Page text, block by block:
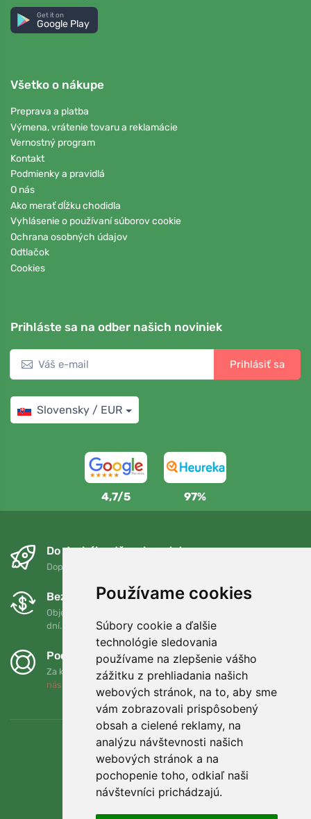
Používame cookies
Súbory cookie a ďalšie
technológie sledovania
používame na zlepšenie vášho
zážitku z prehliadania našich
webových stránok, na to, aby sme
vám zobrazovali prispôsobený
obsah a cielené reklamy, na
analýzu návštevnosti našich
webových stránok a na
pochopenie toho, odkiaľ naši
návštevníci prichádzajú.
Get it on
Google Play
Všetko o nákupe
Preprava a platba
Výmena, vrátenie tovaru a reklamácie
Vernostný program
Kontakt
Podmienky a pravidlá
O nás
Ako merať dĺžku chodidla
Vyhlásenie o používaní súborov cookie
Ochrana osobných údajov
Odtlačok
Cookies
Prihláste sa na odber našich noviniek
Prihlásiť sa
Slovensky / EUR
4,7/5 97%
Do druhého dňa a bezplatne
Doprava zadarmo pri objednávkach nad 75 EUR
Bezplatná výmena a vrátenie tovaru
Objednávku môžete kedykoľvek vrátiť alebo vymeniť do 90
dní.
Podporujeme Trees.org
Za každú objednávku zasadíme strom! Prečítajte si viac
nás